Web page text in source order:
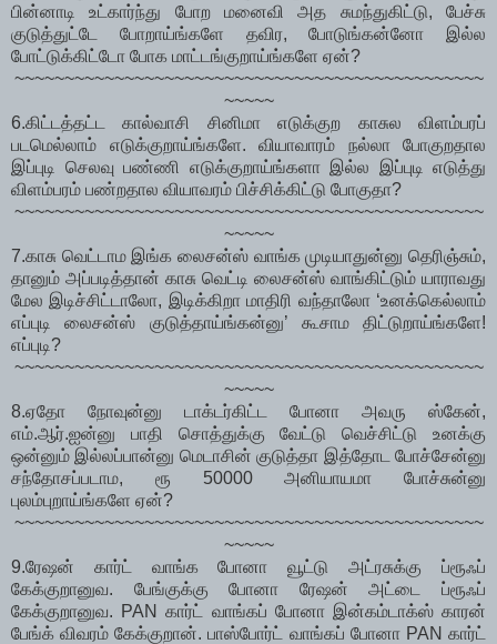
பின்னாடி உட்கார்ந்து போற மனைவி அத சுமந்துகிட்டு, பேச்சு
குடுத்துட்டே போறாய்ங்களே தவிர, போடுங்கன்னோ இல்ல
போட்டுக்கிட்டோ போக மாட்டங்குறாய்ங்களே ஏன்?
~~~~~~~~~~~~~~~~~~~~~~~~~~~~~~~~~~~~~~~~~~~~~~~
~~~~~
6.கிட்டத்தட்ட கால்வாசி சினிமா எடுக்குற காசுல விளம்பரப்
படமெல்லாம் எடுக்குறாய்ங்களே. வியாவாரம் நல்லா போகுறதால
இப்புடி செலவு பண்ணி எடுக்குறாய்ங்களா இல்ல இப்புடி எடுத்து
விளம்பரம் பண்றதால வியாவரம் பிச்சிக்கிட்டு போகுதா?
~~~~~~~~~~~~~~~~~~~~~~~~~~~~~~~~~~~~~~~~~~~~~~~
~~~~~
7.காசு வெட்டாம இங்க லைசன்ஸ் வாங்க முடியாதுன்னு தெரிஞ்சும்,
தானும் அப்படித்தான் காசு வெட்டி லைசன்ஸ் வாங்கிட்டும் யாராவது
மேல இடிச்சிட்டாலோ, இடிக்கிறா மாதிரி வந்தாலோ ‘உனக்கெல்லாம்
எப்புடி லைசன்ஸ் குடுத்தாய்ங்கன்னு’ கூசாம திட்டுறாய்ங்களே!
எப்புடி?
~~~~~~~~~~~~~~~~~~~~~~~~~~~~~~~~~~~~~~~~~~~~~~~
~~~~~
8.ஏதோ நோவுன்னு டாக்டர்கிட்ட போனா அவரு ஸ்கேன்,
எம்.ஆர்.ஐன்னு பாதி சொத்துக்கு வேட்டு வெச்சிட்டு உனக்கு
ஒன்னும் இல்லப்பான்னு மெடாசின் குடுத்தா இத்தோட போச்சேன்னு
சந்தோசப்படாம, ரூ 50000 அனியாயமா போச்சுன்னு
புலம்புறாய்ங்களே ஏன்?
~~~~~~~~~~~~~~~~~~~~~~~~~~~~~~~~~~~~~~~~~~~~~~~
~~~~~
9.ரேஷன் கார்ட் வாங்க போனா வூட்டு அட்ரசுக்கு ப்ரூஃப்
கேக்குறானுவ. பேங்குக்கு போனா ரேஷன் அட்டை ப்ரூஃப்
கேக்குறானுவ. PAN கார்ட் வாங்கப் போனா இன்கம்டாக்ஸ் காரன்
பேங்க் விவரம் கேக்குறான். பாஸ்போர்ட் வாங்கப் போனா PAN கார்ட்